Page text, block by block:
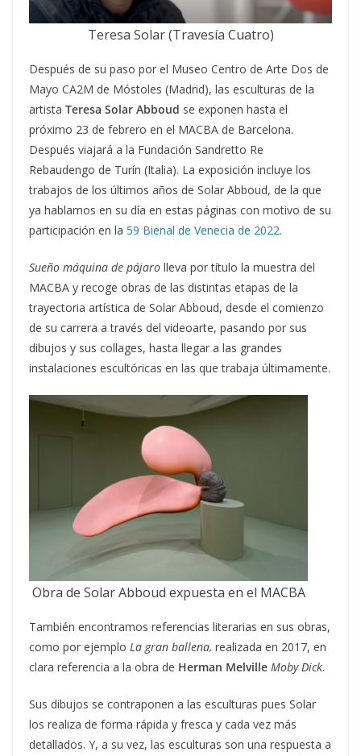
Teresa Solar (Travesía Cuatro)
Después de su paso por el Museo Centro de Arte Dos de
Mayo CA2M de Móstoles (Madrid), las esculturas de la
artista Teresa Solar Abboud se exponen hasta el
próximo 23 de febrero en el MACBA de Barcelona.
Después viajará a la Fundación Sandretto Re
Rebaudengo de Turín (Italia). La exposición incluye los
trabajos de los últimos años de Solar Abboud, de la que
ya hablamos en su día en estas páginas con motivo de su
participación en la 59 Bienal de Venecia de 2022.
Sueño máquina de pájaro lleva por título la muestra del
MACBA y recoge obras de las distintas etapas de la
trayectoria artística de Solar Abboud, desde el comienzo
de su carrera a través del videoarte, pasando por sus
dibujos y sus collages, hasta llegar a las grandes
instalaciones escultóricas en las que trabaja últimamente.
Obra de Solar Abboud expuesta en el MACBA
También encontramos referencias literarias en sus obras,
como por ejemplo La gran ballena, realizada en 2017, en
clara referencia a la obra de Herman Melville Moby Dick.
Sus dibujos se contraponen a las esculturas pues Solar
los realiza de forma rápida y fresca y cada vez más
detallados. Y, a su vez, las esculturas son una respuesta a